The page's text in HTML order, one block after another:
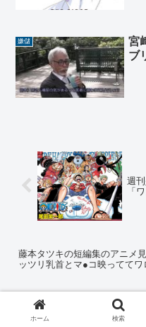
嫌儲
宮
ブ
週
「
藤本タツキの短編集のアニメ
ッツリ乳首とマ●コ映っててワ
ホーム 検索